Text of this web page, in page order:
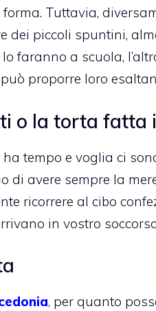
Tuttavia,
dei piccoli spuntini,
faranno a scuola,
proporre loro
o la torta fatta
tempo e voglia ci
di avere sempre la
ricorrere al cibo
in vostro
, per quanto